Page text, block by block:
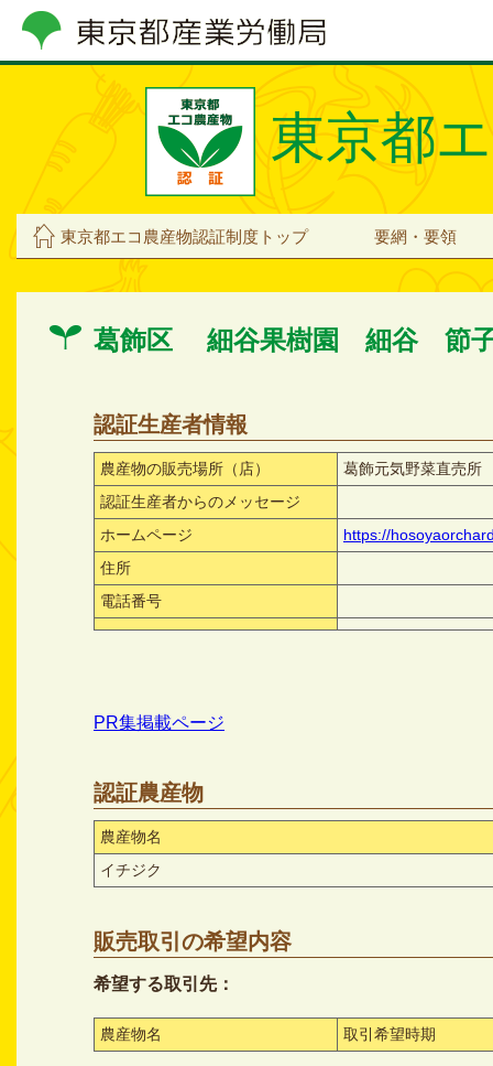
東京都
東京都エコ農産物認証制度トップ 要網・要領
葛飾区 細谷果樹園 細谷 節
認証生産者情報
農産物の販売場所（店）
葛飾元気野菜直売所
認証生産者からのメッセージ
ホームページ
https://
住所
電話番号
PR集掲載ページ
認証農産物
農産物名
イチジク
販売取引の希望内容
希望する取引先：
農産物名 取引希望時期